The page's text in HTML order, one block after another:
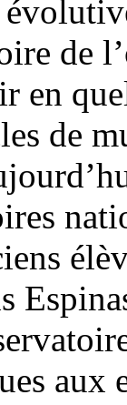
de
en
de
aux